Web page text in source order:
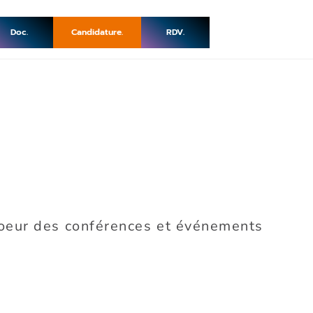
Doc. Candidature. RDV.
des conférences et événements